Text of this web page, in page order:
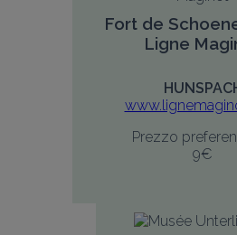
Fort de
Ligne
Prezzo
9€